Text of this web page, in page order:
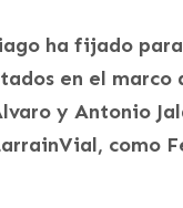
ha fijado
en el marco
y Antonio
como